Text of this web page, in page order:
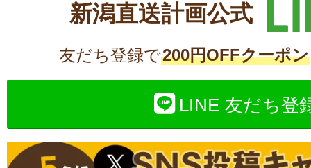
新潟直送計画公式
友だち登録で200円OFFクーポン
LINE 友だち登